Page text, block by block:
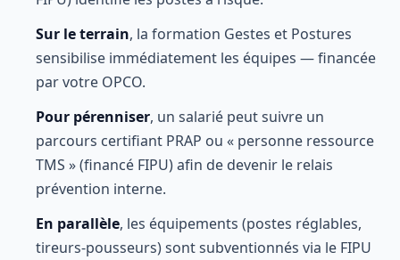
Sur le terrain, la formation Gestes et Postures
sensibilise immédiatement les équipes — financée
par votre OPCO.
Pour pérenniser, un salarié peut suivre un
parcours certifiant PRAP ou « personne ressource
TMS » (financé FIPU) afin de devenir le relais
prévention interne.
En parallèle, les équipements (postes réglables,
tireurs-pousseurs) sont subventionnés via le FIPU